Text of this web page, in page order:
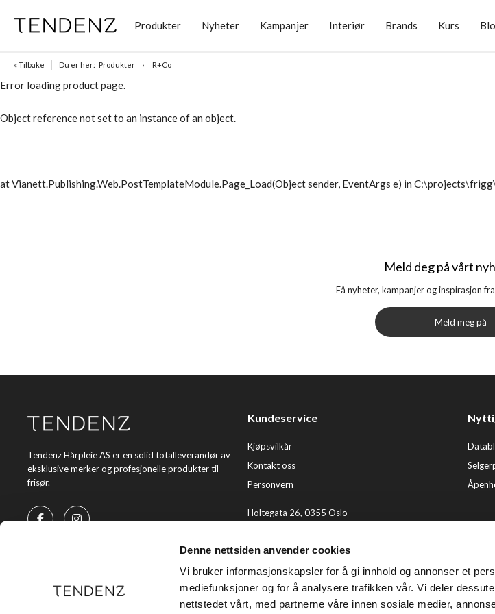
Denne nettsiden anvender cookies
Vi bruker informasjonskapsler for å gi innhold og annonser et
mediefunksjoner og for å analysere trafikken vår. Vi deler
nettstedet vårt, med partnerne våre innen sosiale medier,
Produkter Nyheter Kampanjer Interiør Brands Kurs
« Tilbake Du er her: Produkter R+Co
Error loading product page.
Object reference not set to an instance of an object.
at Vianett.Publishing.Web.PostTemplateModule.Page_Load(Object sender, EventArgs e) in
Meld deg på vårt
Få nyheter, kampanjer og inspirasjon
Meld meg på
Tendenz Hårpleie AS er en solid totalleverandør av
eksklusive merker og profesjonelle produkter til
frisør.
Kundeservice
Kjøpsvilkår
Kontakt oss
Personvern
Holtegata 26, 0355 Oslo
E-post:kundeservice@tendenz.net